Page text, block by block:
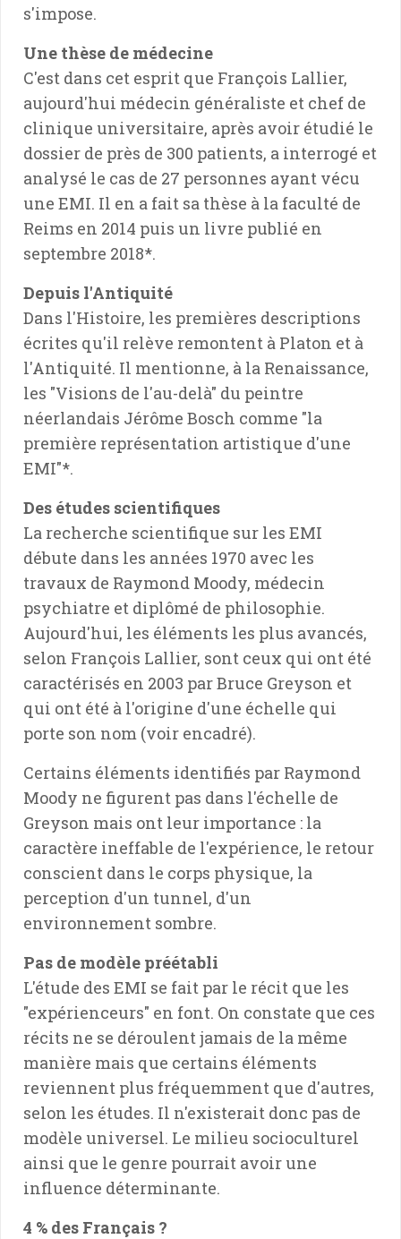
s'impose.
Une thèse de médecine
C'est dans cet esprit que François Lallier,
aujourd'hui médecin généraliste et chef de
clinique universitaire, après avoir étudié le
dossier de près de 300 patients, a interrogé et
analysé le cas de 27 personnes ayant vécu
une EMI. Il en a fait sa thèse à la faculté de
Reims en 2014 puis un livre publié en
septembre 2018*.
Depuis l'Antiquité
Dans l'Histoire, les premières descriptions
écrites qu'il relève remontent à Platon et à
l'Antiquité. Il mentionne, à la Renaissance,
les "Visions de l'au-delà" du peintre
néerlandais Jérôme Bosch comme "la
première représentation artistique d'une
EMI"*.
Des études scientifiques
La recherche scientifique sur les EMI
débute dans les années 1970 avec les
travaux de Raymond Moody, médecin
psychiatre et diplômé de philosophie.
Aujourd'hui, les éléments les plus avancés,
selon François Lallier, sont ceux qui ont été
caractérisés en 2003 par Bruce Greyson et
qui ont été à l'origine d'une échelle qui
porte son nom (voir encadré).
Certains éléments identifiés par Raymond
Moody ne figurent pas dans l'échelle de
Greyson mais ont leur importance : la
caractère ineffable de l'expérience, le retour
conscient dans le corps physique, la
perception d'un tunnel, d'un
environnement sombre.
Pas de modèle préétabli
L'étude des EMI se fait par le récit que les
"expérienceurs" en font. On constate que ces
récits ne se déroulent jamais de la même
manière mais que certains éléments
reviennent plus fréquemment que d'autres,
selon les études. Il n'existerait donc pas de
modèle universel. Le milieu socioculturel
ainsi que le genre pourrait avoir une
influence déterminante.
4 % des Français ?